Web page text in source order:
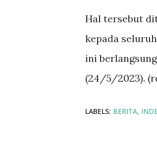
Hal tersebut
kepada
ini
(24/5/2023).
LABELS: BERITA